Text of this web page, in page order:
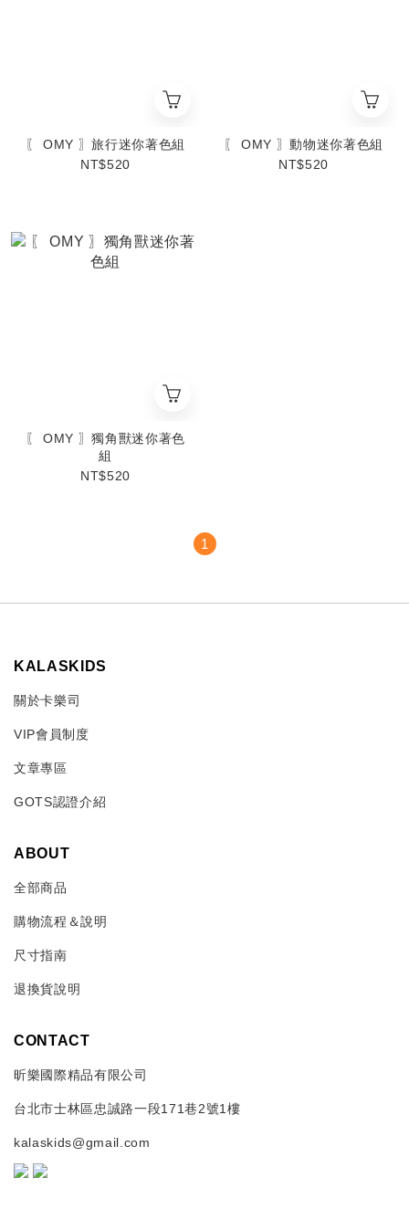
〖 OMY 〗旅行迷你著色組
NT$520
〖 OMY 〗動物迷你著色組
NT$520
〖 OMY 〗獨角獸迷你著色
組
NT$520
1
KALASKIDS
關於卡樂司
VIP會員制度
文章專區
GOTS認證介紹
ABOUT
全部商品
購物流程＆說明
尺寸指南
退換貨說明
CONTACT
昕樂國際精品有限公司
台北市士林區忠誠路一段171巷2號1樓
kalaskids@gmail.com